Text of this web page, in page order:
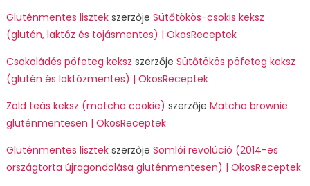
Gluténmentes lisztekszerzője Sütőtökös-csokis keksz
(glutén, laktóz és tojásmentes) | OkosReceptek
Csokoládés pöfeteg keksz szerzője Sütőtökös pöfeteg keksz
(glutén és laktózmentes) | OkosReceptek
Zöld teás keksz (matcha cookie) szerzője Matcha brownie
gluténmentesen | OkosReceptek
Gluténmentes lisztekszerzője Somlói revolúció (2014-es
országtorta újragondolása gluténmentesen) | OkosReceptek